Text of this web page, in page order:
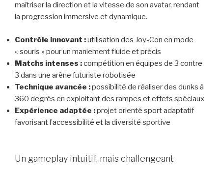
maîtriser la direction et la vitesse de son avatar, rendant
la progression immersive et dynamique.
Contrôle innovant :utilisation des Joy-Con en mode
« souris » pour un maniement fluide et précis
Matchs intenses :compétition en équipes de 3 contre
3 dans une arène futuriste robotisée
Technique avancée :possibilité de réaliser des dunks à
360 degrés en exploitant des rampes et effets spéciaux
Expérience adaptée :projet orienté sport adaptatif
favorisant l’accessibilité et la diversité sportive
Un gameplay intuitif, mais challengeant